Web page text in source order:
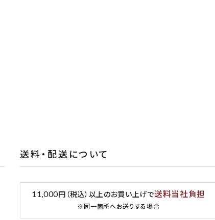
送料・配送について
11,000円（税込）以上のお買い上げで送料当社負担
※同一箇所へお送りする場合